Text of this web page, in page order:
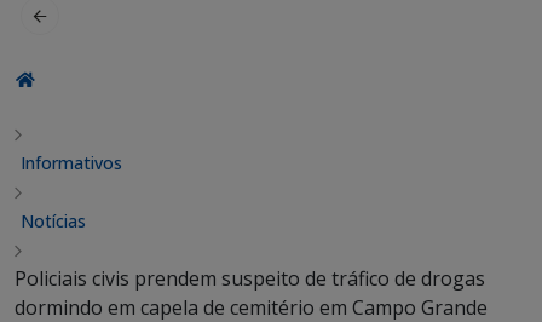
Informativos
Notícias
Policiais civis prendem suspeito de tráfico de drogas
dormindo em capela de cemitério em Campo Grande